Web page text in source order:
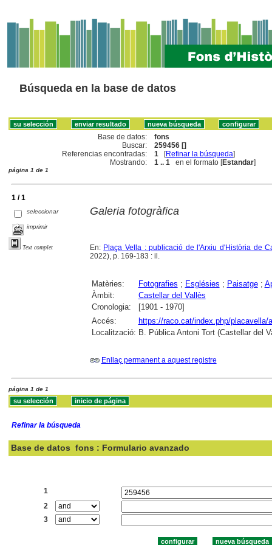
Búsqueda en la base de datos
Base de datos:
fons
Buscar:
259456 []
Referencias encontradas:
1 [Refinar la búsqueda]
Mostrando:
1 .. 1 en el formato [Estandar]
página 1 de 1
1 / 1
seleccionar
imprimir
Text complet
Galeria fotogràfica
En: Plaça Vella : publicació de l'Arxiu d'Història de
2022), p. 169-183 : il.
Matèries: Fotografies ; Esglésies ; Paisatge;
Àmbit:
Castellar del Vallès
Cronologia:
[1901 - 1970]
Accés:
https://raco.cat/index.php/placavella/
Localització: B. Pública Antoni Tort (Castellar del
Enllaç permanent a aquest registre
página 1 de 1
Refinar la búsqueda
Base de datos fons : Formulario avanzado
1
2
3